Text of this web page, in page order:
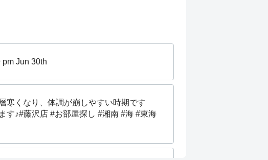
pm Jun 30th
くなり、体調が崩しやすい時期です
す♪#藤沢店 #お部屋探し #湘南 #海 #東海